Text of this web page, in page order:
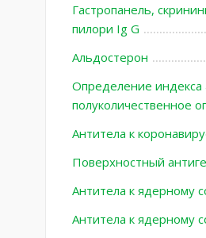
Гастропанель,
пилори Ig G
Альдостерон
Определение индекса
полуколичественное
Антитела к
Поверхностный
Антитела к ядерному
Антитела к ядерному